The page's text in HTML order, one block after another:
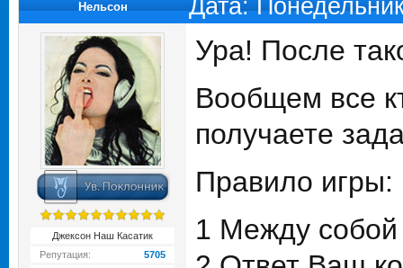
Нельсон Дата:
Джексон Наш Касатик
Репутация:
5705
Ура! После
Вообщем все
получаете
Правило игры:
1 Между